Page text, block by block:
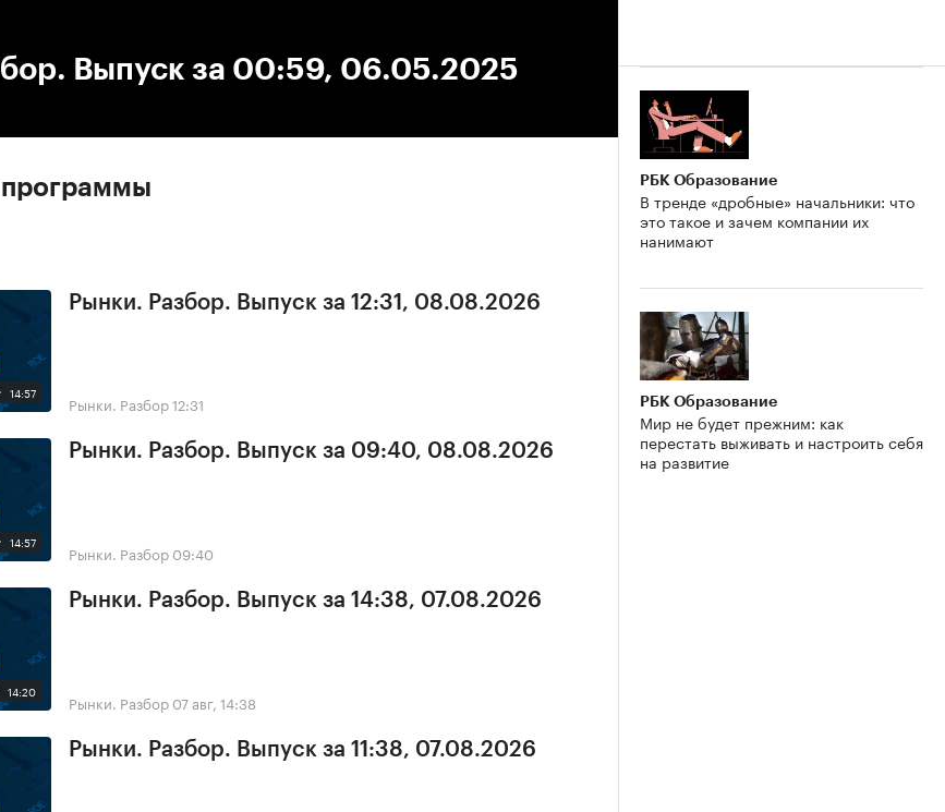
Выпуск за 00:59, 06.05.2025
программы
14:57
Рынки. Разбор. Выпуск за 12:31, 08.08.2026
Рынки. Разбор12:31
14:57
Рынки. Разбор. Выпуск за 09:40, 08.08.2026
Рынки. Разбор 09:40
14:20
Рынки. Разбор. Выпуск за 14:38, 07.08.2026
Рынки. Разбор 07 авг, 14:38
Рынки. Разбор. Выпуск за 11:38, 07.08.2026
РБК Образование
В тренде «дробные» начальники: что
это такое и зачем компании их
нанимают
РБК Образование
Мир не будет прежним: как
перестать выживать и настроить себя
на развитие